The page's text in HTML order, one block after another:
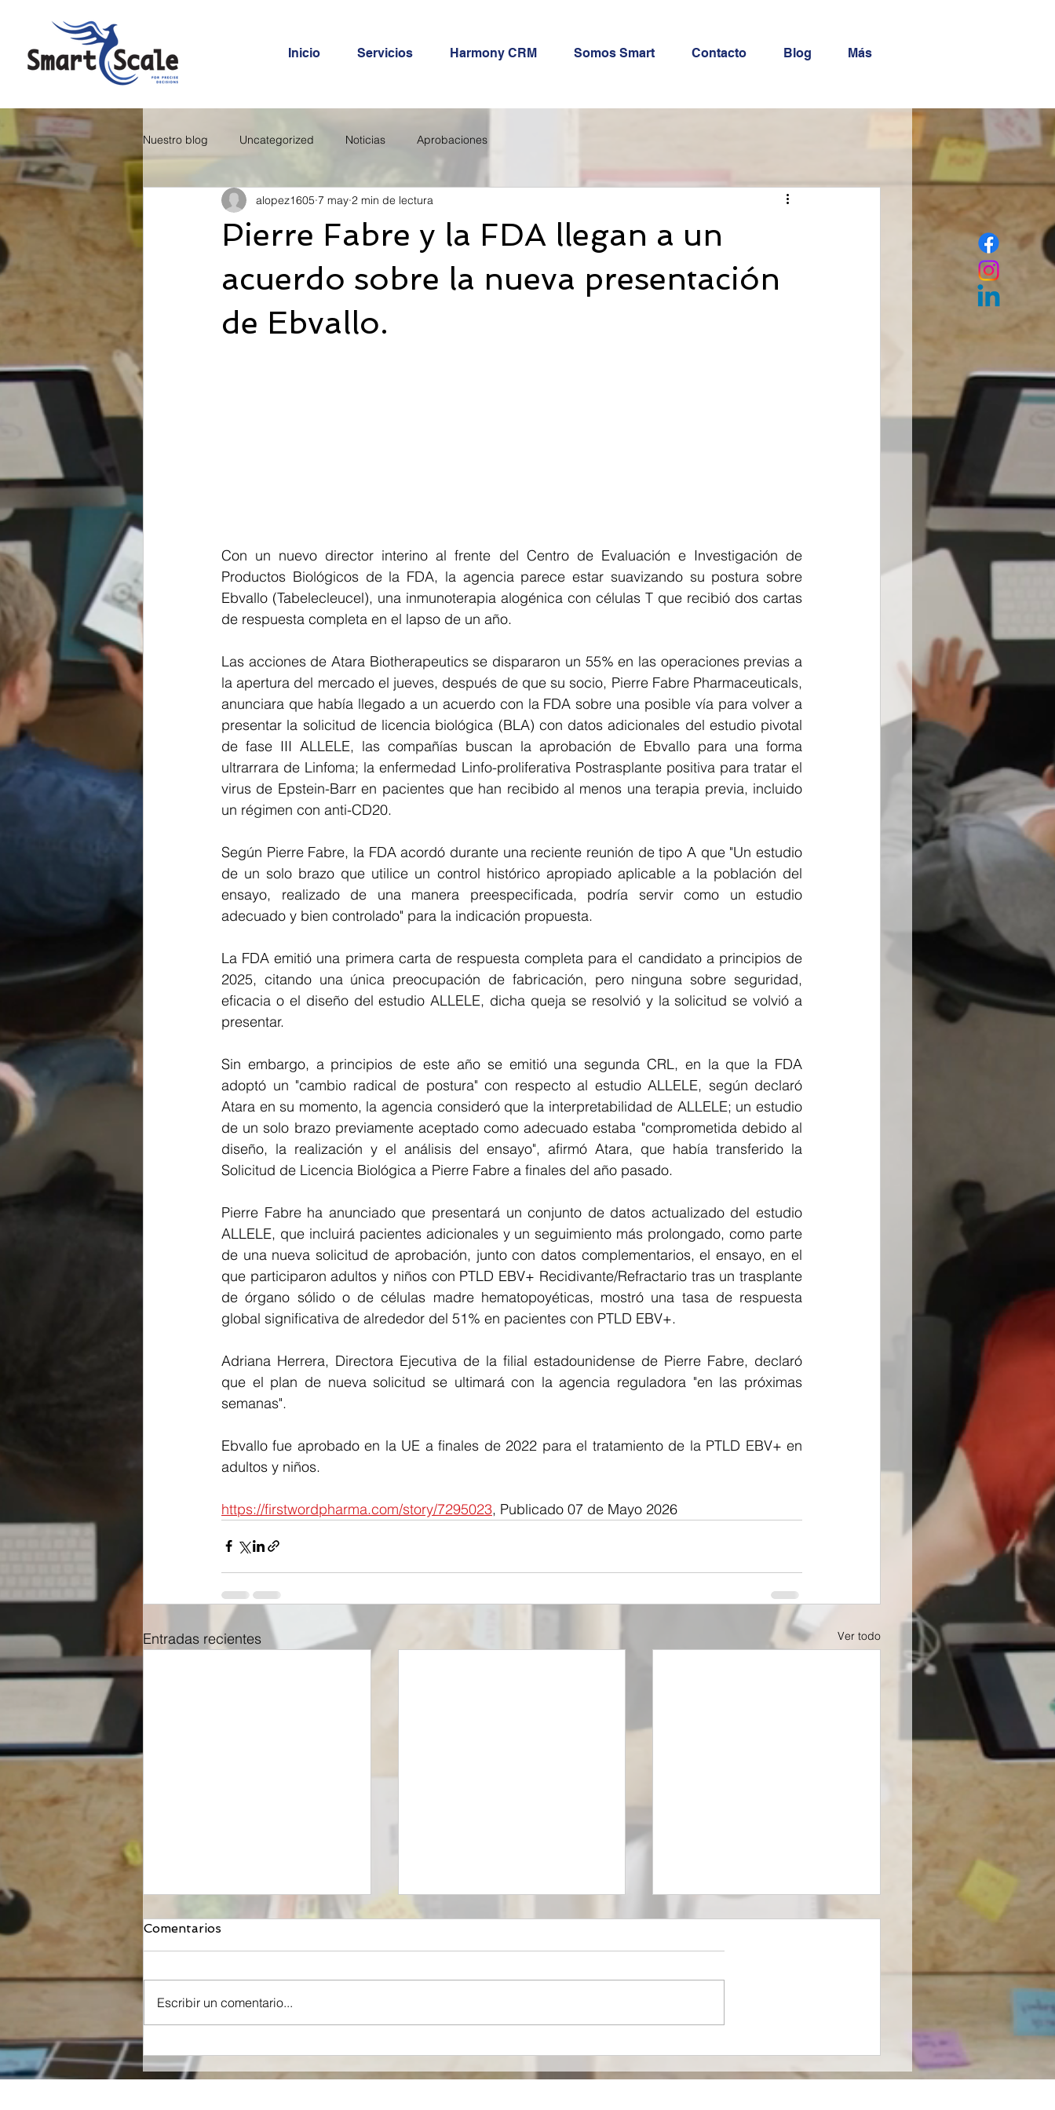
Inicio Servicios Harmony CRM Somos Smart Contacto Blog Más
Nuestro blog Uncategorized Noticias Aprobaciones
Pierre Fabre y la FDA llegan a un
acuerdo sobre la nueva presentación
de Ebvallo.
alopez1605 7 may 2 min de lectura
Con un nuevo director interino al frente del Centro de Evaluación e Investigación de
Productos Biológicos de la FDA, la agencia parece estar suavizando su postura sobre
Ebvallo (Tabelecleucel), una inmunoterapia alogénica con células T que recibió dos cartas
de respuesta completa en el lapso de un año.
Las acciones de Atara Biotherapeutics se dispararon un 55% en las operaciones previas a
la apertura del mercado el jueves, después de que su socio, Pierre Fabre Pharmaceuticals,
anunciara que había llegado a un acuerdo con la FDA sobre una posible vía para volver a
presentar la solicitud de licencia biológica (BLA) con datos adicionales del estudio pivotal
de fase III ALLELE, las compañías buscan la aprobación de Ebvallo para una forma
ultrarrara de Linfoma; la enfermedad Linfo-proliferativa Postrasplante positiva para tratar el
virus de Epstein-Barr en pacientes que han recibido al menos una terapia previa, incluido
un régimen con anti-CD20.
Según Pierre Fabre, la FDA acordó durante una reciente reunión de tipo A que "Un estudio
de un solo brazo que utilice un control histórico apropiado aplicable a la población del
ensayo, realizado de una manera preespecificada, podría servir como un estudio
adecuado y bien controlado" para la indicación propuesta.
La FDA emitió una primera carta de respuesta completa para el candidato a principios de
2025, citando una única preocupación de fabricación, pero ninguna sobre seguridad,
eficacia o el diseño del estudio ALLELE, dicha queja se resolvió y la solicitud se volvió a
presentar.
Sin embargo, a principios de este año se emitió una segunda CRL, en la que la FDA
adoptó un "cambio radical de postura" con respecto al estudio ALLELE, según declaró
Atara en su momento, la agencia consideró que la interpretabilidad de ALLELE; un estudio
de un solo brazo previamente aceptado como adecuado estaba "comprometida debido al
diseño, la realización y el análisis del ensayo", afirmó Atara, que había transferido la
Solicitud de Licencia Biológica a Pierre Fabre a finales del año pasado.
Pierre Fabre ha anunciado que presentará un conjunto de datos actualizado del estudio
ALLELE, que incluirá pacientes adicionales y un seguimiento más prolongado, como parte
de una nueva solicitud de aprobación, junto con datos complementarios, el ensayo, en el
que participaron adultos y niños con PTLD EBV+ Recidivante/Refractario tras un trasplante
de órgano sólido o de células madre hematopoyéticas, mostró una tasa de respuesta
global significativa de alrededor del 51% en pacientes con PTLD EBV+.
Adriana Herrera, Directora Ejecutiva de la filial estadounidense de Pierre Fabre, declaró
que el plan de nueva solicitud se ultimará con la agencia reguladora "en las próximas
semanas".
Ebvallo fue aprobado en la UE a finales de 2022 para el tratamiento de la PTLD EBV+ en
adultos y niños.
https://firstwordpharma.com/story/7295023, Publicado 07 de Mayo 2026
Entradas recientes Ver todo
Roche, recibe una
inyección de $46 Millones
especializada en México en
puesto de Alta Dirección.
Comentarios
Escribir un comentario...